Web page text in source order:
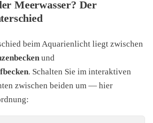
Meerwasser? Der
beim Aquarienlicht liegt zwischen
und
. Schalten Sie im interaktiven
zwischen beiden um — hier